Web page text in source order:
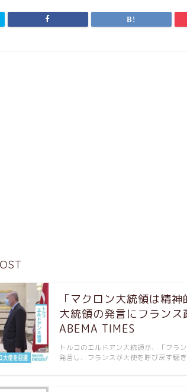
「マクロン大統領は精
大統領の発言にフラン
ABEMA TIMES
トルコのエルドアン大統領が、「フラ
発言し、フランスが大使を呼び戻す騒